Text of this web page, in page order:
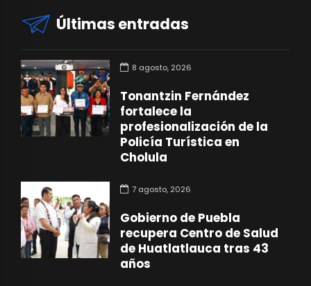
Últimas entradas
8 agosto, 2026
Tonantzin Fernández
fortalece la
profesionalización de la
Policía Turística en
Cholula
7 agosto, 2026
Gobierno de Puebla
recupera Centro de Salud
de Huatlatlauca tras 43
años